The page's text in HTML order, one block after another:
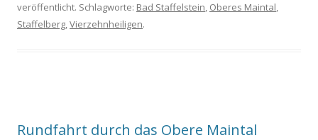
veröffentlicht. Schlagworte: Bad Staffelstein, Oberes Maintal,
Staffelberg,Vierzehnheiligen.
Rundfahrt durch das Obere Maintal